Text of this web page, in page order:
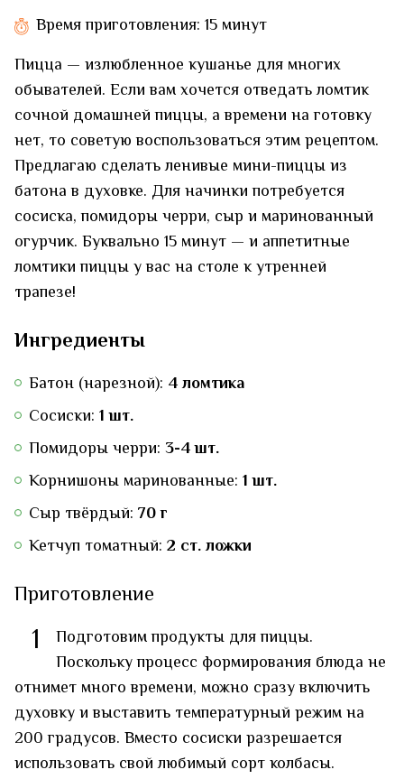
Время приготовления: 15 минут
Пицца — излюбленное кушанье для многих
обывателей. Если вам хочется отведать ломтик
сочной домашней пиццы, а времени на готовку
нет, то советую воспользоваться этим рецептом.
Предлагаю сделать ленивые мини-пиццы из
батона в духовке. Для начинки потребуется
сосиска, помидоры черри, сыр и маринованный
огурчик. Буквально 15 минут — и аппетитные
ломтики пиццы у вас на столе к утренней
трапезе!
Ингредиенты
Батон (нарезной): 4 ломтика
Сосиски: 1 шт.
Помидоры черри: 3-4 шт.
Корнишоны маринованные: 1 шт.
Сыр твёрдый: 70 г
Кетчуп томатный: 2 ст. ложки
Приготовление
1
Подготовим продукты для пиццы.
Поскольку процесс формирования блюда не
отнимет много времени, можно сразу включить
духовку и выставить температурный режим на
200 градусов. Вместо сосиски разрешается
использовать свой любимый сорт колбасы.